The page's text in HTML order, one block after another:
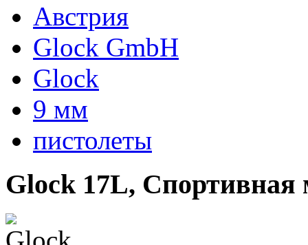
Австрия
Glock GmbH
Glock
9 мм
пистолеты
Glock 17L, Спортивная